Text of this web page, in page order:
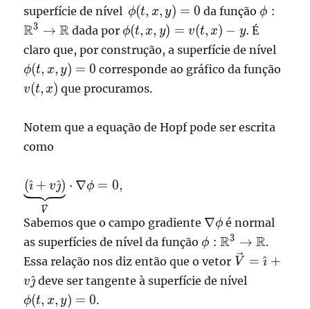
superfície de nível\phi(t,x,y)
= 0
ϕ(t, x, y) = 0 da função\phi:
\to
ϕ :
R3 → R dada por\phi(t,x,y)
= v(t,x) -
ϕ(t, x, y) = v(t, x) − y. É
claro que, por construção, a superfície de nível
= 0
ϕ(t, x, y) = 0 corresponde ao gráfico da função
v(t, x) que procuramos.
Notem que a equação de Hopf pode ser escrita
como
\displaystyle
\underbrace{\left(
\hat\imath +
v\hat \jmath
\right)}_{\vec
V}\cdot
\nabla\phi = 0,
V
(
^ + v
^) ⋅ ∇ϕ = 0,
Sabemos que o campo gradiente \nabla
\phi
∇ϕ é normal
as superfícies de nível da função\phi:
\mathbb{R}^3
\mathbb{R}
ϕ : R3 → R.
Essa relação nos diz então que o vetor \vec V =
\hat\imath
V = 
^ +
v
^ deve ser tangente à superfície de nível
ϕ(t, x, y) = 0.